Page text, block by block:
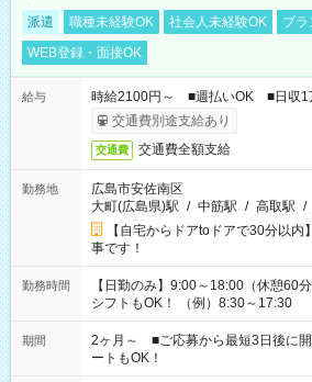
派遣 職種未経験OK 社会人未経験OK
ブラ
WEB登録・面接OK
給与
時給2100円～ ■週払いOK ■日収1
交通費別途支給あり
交通費 交通費全額支給
勤務地
広島市安佐南区
大町(広島県)駅 / 中筋駅 / 高取駅 /
【自宅からドアtoドアで30分以
事です！
勤務時間
【日勤のみ】9:00～18:00（休憩60分） ■ご希望があればそ
シフトもOK！ （例）8:30～
「家族とお休みを合わせたい」 「余
たい」 「できれば残業はしたくない
えてくださいね。 ※Wワーク希望の方へ 今ご覧のお仕事で希望
する勤務時間と、もう1つのお仕事
期間
2ヶ月～ ■ご応募から最短3日後に
ートもOK！